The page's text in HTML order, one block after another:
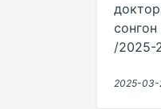
сонгон
/2025-
2025-03-